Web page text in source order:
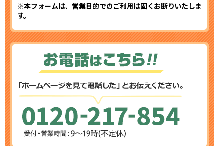
※本フォームは、営業目的でのご利用は固くお断りいたしま
す。